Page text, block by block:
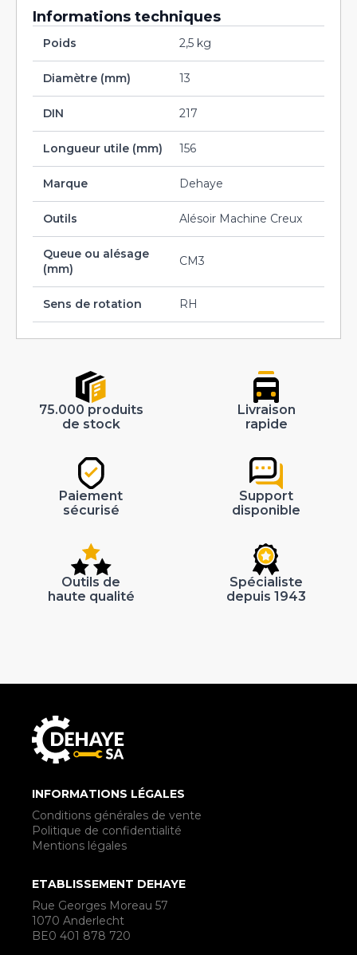
Informations techniques
Poids 2,5 kg
Diamètre (mm) 13
DIN 217
Longueur utile (mm) 156
Marque Dehaye
Outils Alésoir Machine Creux
Queue ou alésage
(mm)
CM3
Sens de rotation RH
75.000 produits
de stock
Livraison
rapide
Paiement
sécurisé
Support
disponible
Outils de
haute qualité
Spécialiste
depuis 1943
INFORMATIONS LÉGALES
Conditions générales de vente
Politique de confidentialité
Mentions légales
ETABLISSEMENT DEHAYE
Rue Georges Moreau 57
1070 Anderlecht
BE0 401 878 720